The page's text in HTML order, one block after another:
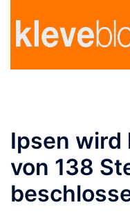
Inhalt
springen
Ipsen wird
von 138